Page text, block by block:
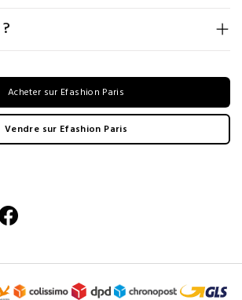
Acheter sur Efashion Paris
Vendre sur Efashion Paris